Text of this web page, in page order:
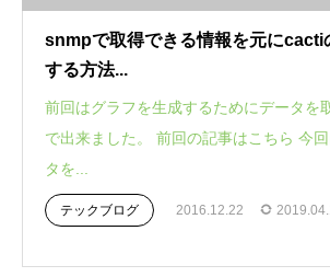
snmpで取得できる情報を元にcacti
する方法...
前回はグラフを生成するためにデータを
で出来ました。 前回の記事はこちら 今
タを...
テックブログ 2016.12.22